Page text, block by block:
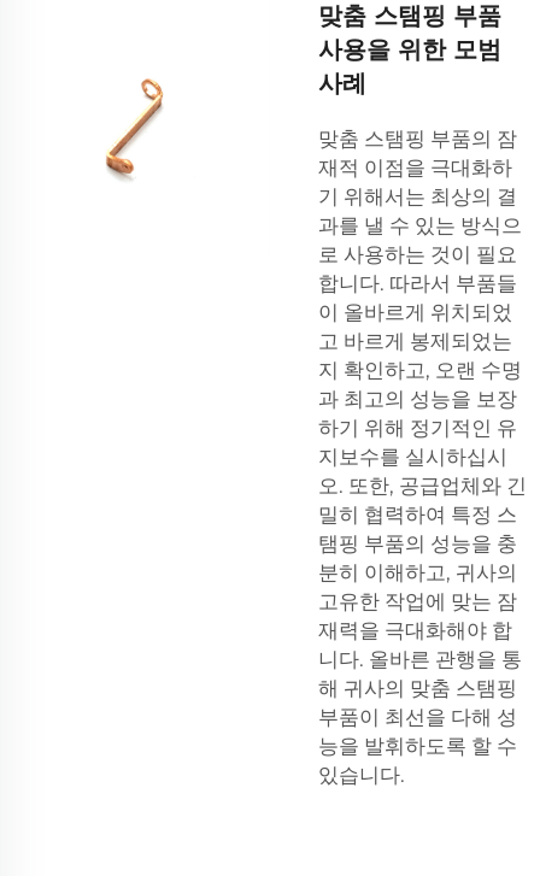
맞춤 스탬핑 부품
사용을 위한 모범
사례
맞춤 스탬핑 부품의 잠
재적 이점을 극대화하
기 위해서는 최상의 결
과를 낼 수 있는 방식으
로 사용하는 것이 필요
합니다. 따라서 부품들
이 올바르게 위치되었
고 바르게 봉제되었는
지 확인하고, 오랜 수명
과 최고의 성능을 보장
하기 위해 정기적인 유
지보수를 실시하십시
오. 또한, 공급업체와 긴
밀히 협력하여 특정 스
탬핑 부품의 성능을 충
분히 이해하고, 귀사의
고유한 작업에 맞는 잠
재력을 극대화해야 합
니다. 올바른 관행을 통
해 귀사의 맞춤 스탬핑
부품이 최선을 다해 성
능을 발휘하도록 할 수
있습니다.